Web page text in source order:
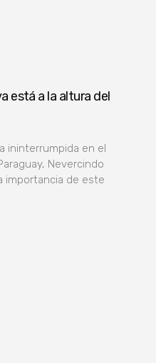
está a la altura del
ininterrumpida en el
Nevercindo
importancia de este